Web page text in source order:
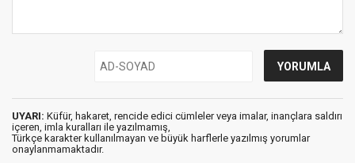
UYARI: Küfür, hakaret, rencide edici cümleler veya imalar, inançlara saldırı
içeren, imla kuralları ile yazılmamış,
Türkçe karakter kullanılmayan ve büyük harflerle yazılmış yorumlar
onaylanmamaktadır.